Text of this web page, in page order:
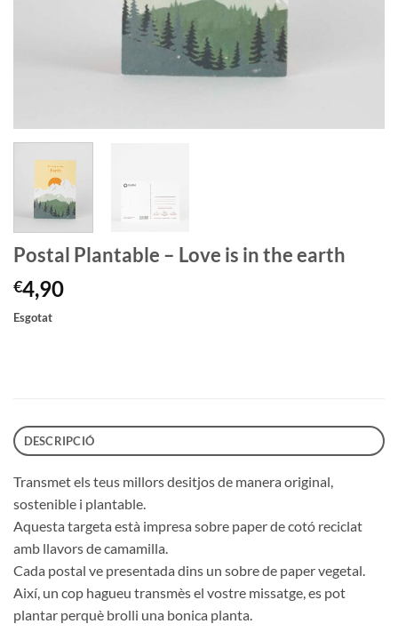
Postal Plantable – Love is in the earth
€4,90
Esgotat
DESCRIPCIÓ
Transmet els teus millors desitjos de manera original,
sostenible i plantable.
Aquesta targeta està impresa sobre paper de cotó reciclat
amb llavors de camamilla.
Cada postal ve presentada dins un sobre de paper vegetal.
Així, un cop hagueu transmès el vostre missatge, es pot
plantar perquè brolli una bonica planta.